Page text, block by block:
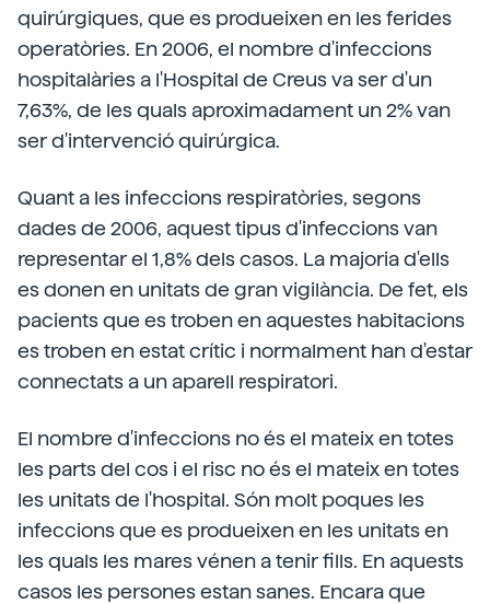
quirúrgiques, que es produeixen en les ferides
operatòries. En 2006, el nombre d'infeccions
hospitalàries a l'Hospital de Creus va ser d'un
7,63%, de les quals aproximadament un 2% van
ser d'intervenció quirúrgica.
Quant a les infeccions respiratòries, segons
dades de 2006, aquest tipus d'infeccions van
representar el 1,8% dels casos. La majoria d'ells
es donen en unitats de gran vigilància. De fet, els
pacients que es troben en aquestes habitacions
es troben en estat crític i normalment han d'estar
connectats a un aparell respiratori.
El nombre d'infeccions no és el mateix en totes
les parts del cos i el risc no és el mateix en totes
les unitats de l'hospital. Són molt poques les
infeccions que es produeixen en les unitats en
les quals les mares vénen a tenir fills. En aquests
casos les persones estan sanes. Encara que